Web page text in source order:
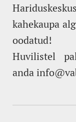
kahekaupa
oodatud!
Huvilistel
anda